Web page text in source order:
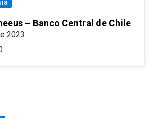
– Banco Central de Chile
2023